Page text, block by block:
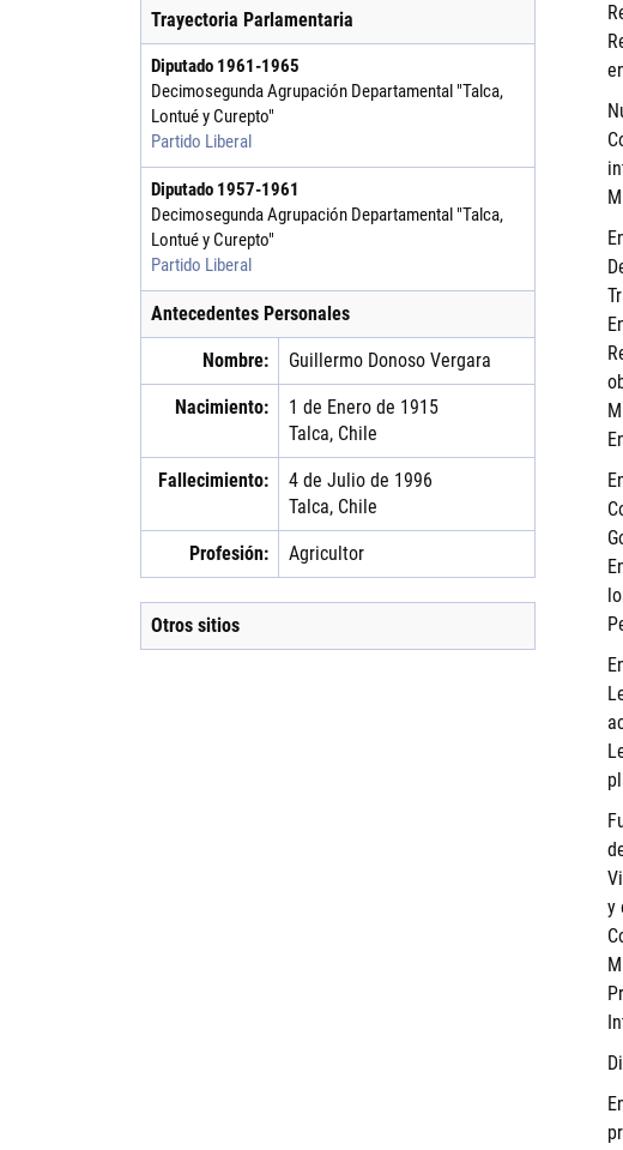
Trayectoria Parlamentaria
Diputado 1961-1965
Decimosegunda Agrupación Departamental "Talca,
Lontué y Curepto"
Partido Liberal
Diputado 1957-1961
Decimosegunda Agrupación Departamental "Talca,
Lontué y Curepto"
Partido Liberal
Antecedentes Personales
Nombre: Guillermo Donoso Vergara
Nacimiento:
1 de Enero de 1915
Talca, Chile
Fallecimiento:
4 de Julio de 1996
Talca, Chile
Profesión: Agricultor
Otros sitios
y